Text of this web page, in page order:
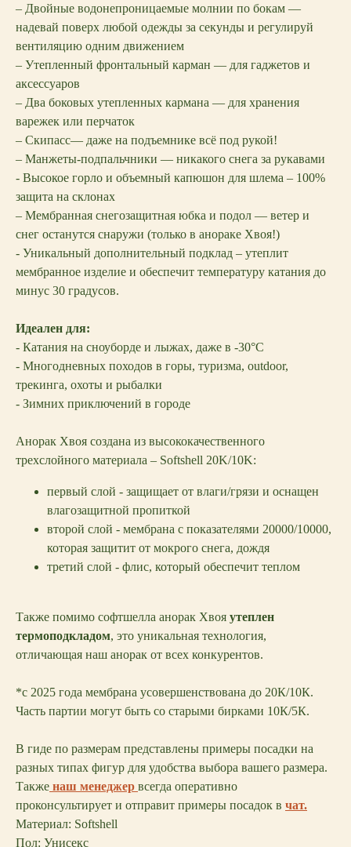
– Двойные водонепроницаемые молнии по бокам —
надевай поверх любой одежды за секунды и регулируй
вентиляцию одним движением
– Утепленный фронтальный карман — для гаджетов и
аксессуаров
– Два боковых утепленных кармана — для хранения
варежек или перчаток
– Скипасс— даже на подъемнике всё под рукой!
– Манжеты-подпальчники — никакого снега за рукавами
- Высокое горло и объемный капюшон для шлема – 100%
защита на склонах
– Мембранная снегозащитная юбка и подол — ветер и
снег останутся снаружи (только в анораке Хвоя!)
- Уникальный дополнительный подклад – утеплит
мембранное изделие и обеспечит температуру катания до
минус 30 градусов.
Идеален для:
- Катания на сноуборде и лыжах, даже в -30°C
- Многодневных походов в горы, туризма, outdoor,
трекинга, охоты и рыбалки
- Зимних приключений в городе
Анорак Хвоя создана из высококачественного
трехслойного материала – Softshell 20K/10K:
первый слой - защищает от влаги/грязи и оснащен
влагозащитной пропиткой
второй слой - мембрана с показателями 20000/10000,
которая защитит от мокрого снега, дождя
третий слой - флис, который обеспечит теплом
Также помимо софтшелла анорак Хвоя утеплен
термоподкладом, это уникальная технология,
отличающая наш анорак от всех конкурентов.
*c 2025 года мембрана усовершенствована до 20К/10К.
Часть партии могут быть со старыми бирками 10К/5К.
В гиде по размерам представлены примеры посадки на
разных типах фигур для удобства выбора вашего размера.
Также наш менеджер всегда оперативно
проконсультирует и отправит примеры посадок в чат.
Материал: Softshell
Пол: Унисекс